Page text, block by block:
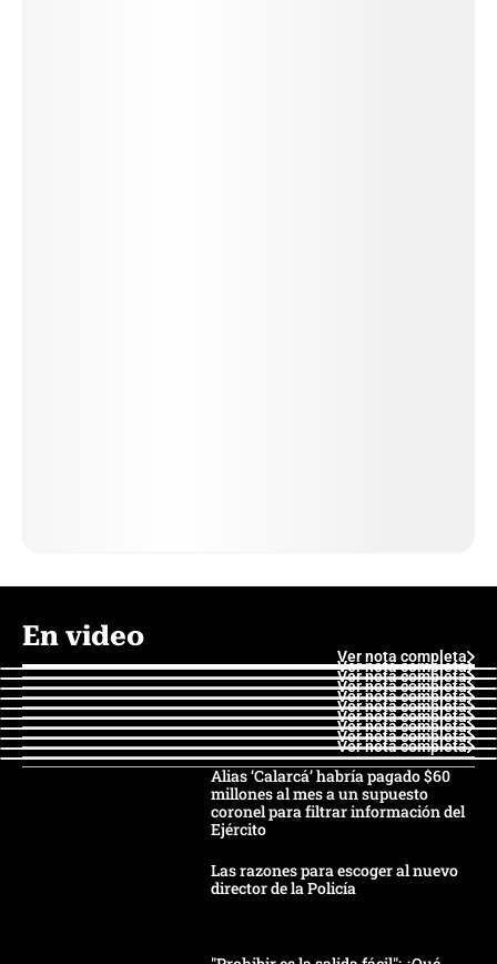
En video
Ver nota completa
Ver nota completa
Ver nota completa
Ver nota completa
Ver nota completa
Ver nota completa
Ver nota completa
Ver nota completa
Ver nota completa
Ver nota completa
Alias ‘Calarcá’ habría pagado $60
millones al mes a un supuesto
coronel para filtrar información del
Ejército
Las razones para escoger al nuevo
director de la Policía